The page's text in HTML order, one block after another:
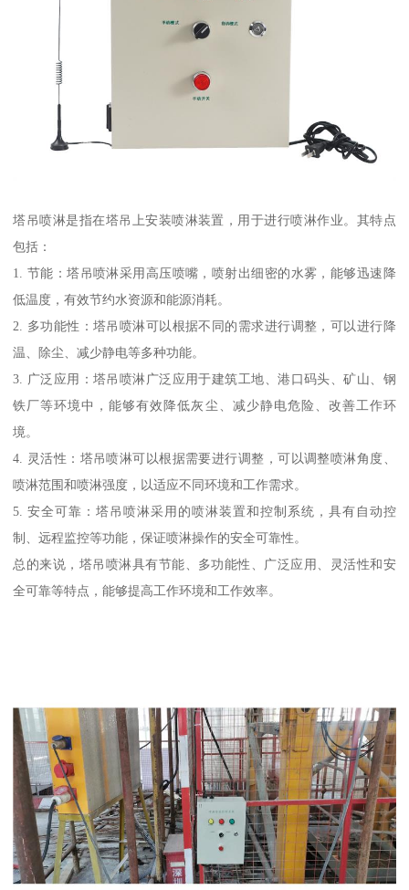
塔吊喷淋是指在塔吊上安装喷淋装置，用于进行喷淋作业。其特点
包括：
1. 节能：塔吊喷淋采用高压喷嘴，喷射出细密的水雾，能够迅速降
低温度，有效节约水资源和能源消耗。
2. 多功能性：塔吊喷淋可以根据不同的需求进行调整，可以进行降
温、除尘、减少静电等多种功能。
3. 广泛应用：塔吊喷淋广泛应用于建筑工地、港口码头、矿山、钢
铁厂等环境中，能够有效降低灰尘、减少静电危险、改善工作环
境。
4. 灵活性：塔吊喷淋可以根据需要进行调整，可以调整喷淋角度、
喷淋范围和喷淋强度，以适应不同环境和工作需求。
5. 安全可靠：塔吊喷淋采用的喷淋装置和控制系统，具有自动控
制、远程监控等功能，保证喷淋操作的安全可靠性。
总的来说，塔吊喷淋具有节能、多功能性、广泛应用、灵活性和安
全可靠等特点，能够提高工作环境和工作效率。